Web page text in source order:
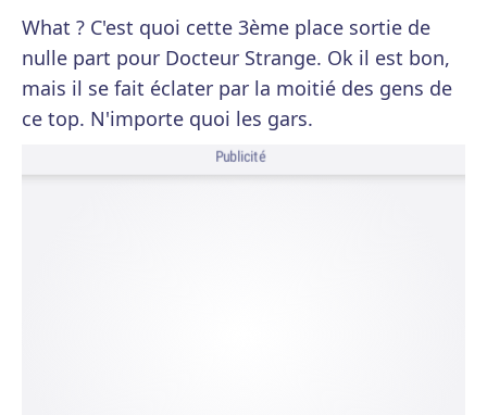
What ? C'est quoi cette 3ème place sortie de
nulle part pour Docteur Strange. Ok il est bon,
mais il se fait éclater par la moitié des gens de
ce top. N'importe quoi les gars.
Publicité